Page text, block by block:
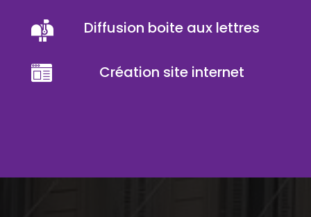
Diffusion boite aux lettres
Création site internet